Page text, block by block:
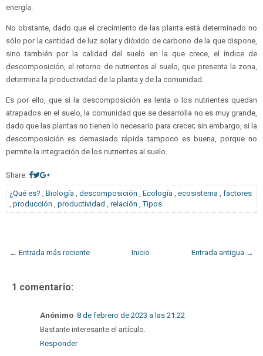
energía.
No obstante, dado que el crecimiento de las planta está determinado no
sólo por la cantidad de luz solar y dióxido de carbono de la que dispone,
sino también por la calidad del suelo en la que crece, el índice de
descomposición, el retorno de nutrientes al suelo, que presenta la zona,
determina la productividad de la planta y de la comunidad.
Es por ello, que si la descomposición es lenta o los nutrientes quedan
atrapados en el suelo, la comunidad que se desarrolla no es muy grande,
dado que las plantas no tienen lo necesario para crecer; sin embargo, si la
descomposición es demasiado rápida tampoco es buena, porque no
permite la integración de los nutrientes al suelo.
Share:
¿Qué es? , Biología , descomposición , Ecología , ecosistema , factores
, producción , productividad , relación ,Tipos
← Entrada más reciente Entrada antigua →
Inicio
1 comentario:
Anónimo 8 de febrero de 2023 a las 21:22
Bastante interesante el artículo.
Responder